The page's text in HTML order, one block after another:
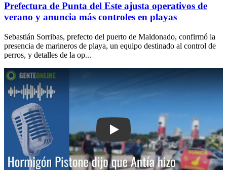
Prefectura de Punta del Este ajusta operativos de
verano y anuncia más controles en playas
Sebastián Sorribas, prefecto del puerto de Maldonado, confirmó la
presencia de marineros de playa, un equipo destinado al control de
perros, y detalles de la op...
Play: Hormigón: Pistone dijo que